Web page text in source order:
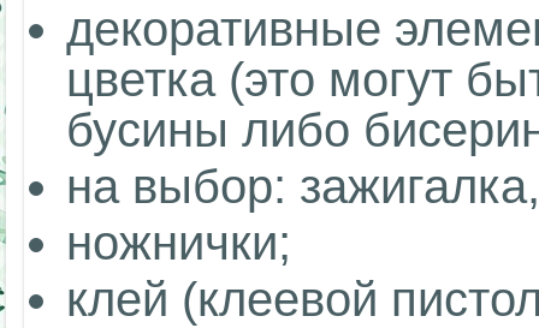
декоративные
цветка (это могут
бусины либо
на выбор:
ножнички;
клей (клеевой